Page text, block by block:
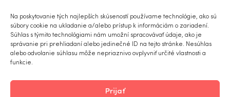
Na poskytovanie tých najlepších skúseností používame technológie, ako sú
súbory cookie na ukladanie a/alebo prístup k informáciám o zariadení.
Súhlas s týmito technológiami nám umožní spracovávať údaje, ako je
správanie pri prehliadaní alebo jedinečné ID na tejto stránke. Nesúhlas
alebo odvolanie súhlasu môže nepriaznivo ovplyvniť určité vlastnosti a
funkcie.
Prijať